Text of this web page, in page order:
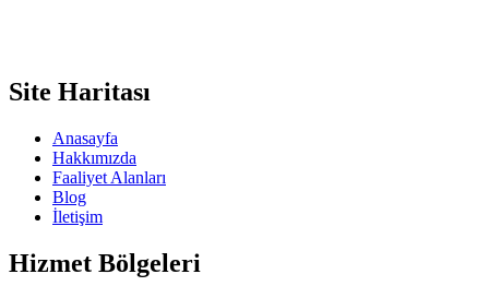
Site Haritası
Anasayfa
Hakkımızda
Faaliyet Alanları
Blog
İletişim
Hizmet Bölgeleri